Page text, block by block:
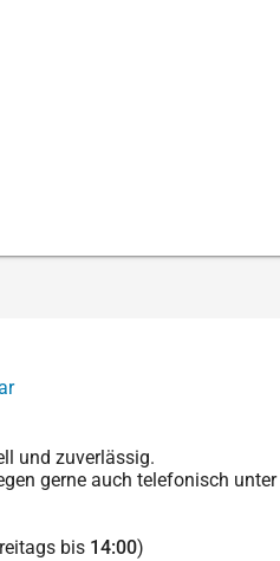
und zuverlässig.
gerne auch telefonisch unter
bis 14:00)